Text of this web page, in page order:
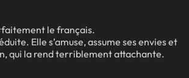
le français.
Elle s’amuse, assume ses envies et
qui la rend terriblement attachante.